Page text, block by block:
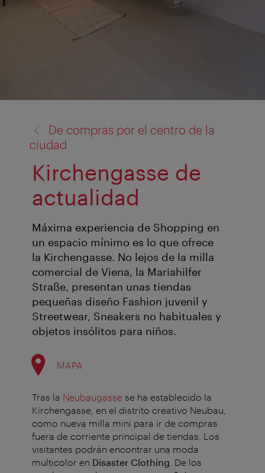
De compras por el centro de la
ciudad
Kirchengasse de
actualidad
Máxima experiencia de Shopping en
un espacio mínimo es lo que ofrece
la Kirchengasse. No lejos de la milla
comercial de Viena, la Mariahilfer
Straße, presentan unas tiendas
pequeñas diseño Fashion juvenil y
Streetwear, Sneakers no habituales y
objetos insólitos para niños.
MAPA
Tras la Neubaugasse se ha establecido la
Kirchengasse, en el distrito creativo Neubau,
como nueva milla mini para ir de compras
fuera de corriente principal de tiendas. Los
visitantes podrán encontrar una moda
multicolor en Disaster Clothing . De los